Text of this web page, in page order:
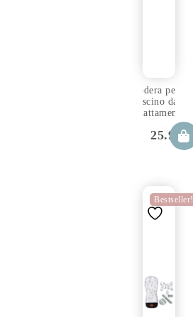
Fodera per
cuscino da
allattamento
25.99€
Bestseller!